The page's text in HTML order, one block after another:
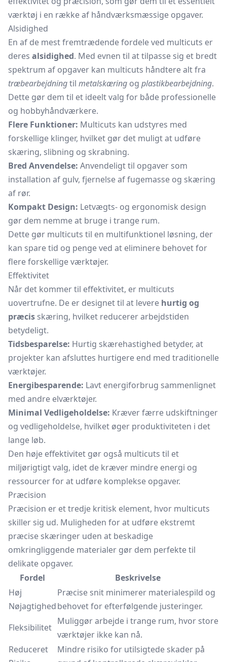
værktøj i en række af håndværksmæssige opgaver.
Alsidighed
En af de mest fremtrædende fordele ved multicuts er
deres alsidighed. Med evnen til at tilpasse sig et bredt
spektrum af opgaver kan multicuts håndtere alt fra
træbearbejdningtil metalskæring og plastikbearbejdning.
Dette gør dem til et ideelt valg for både professionelle
og hobbyhåndværkere.
Flere Funktioner: Multicuts kan udstyres med
forskellige klinger, hvilket gør det muligt at udføre
skæring, slibning og skrabning.
Bred Anvendelse: Anvendeligt til opgaver som
installation af gulv, fjernelse affugemasse og skæring
af rør.
Kompakt Design: Letvægts- og ergonomisk design
gør dem nemme at bruge i trange rum.
Dette gør multicuts til en multifunktionel løsning, der
kan spare tid og penge ved at eliminere behovet for
flere forskellige værktøjer.
Effektivitet
Når det kommer til effektivitet, er multicuts
uovertrufne. De er designet til at levere hurtig og
præcis skæring, hvilket reducerer arbejdstiden
betydeligt.
Tidsbesparelse: Hurtig skærehastighed betyder, at
projekter kan afsluttes hurtigere end med traditionelle
værktøjer.
Energibesparende: Lavt energiforbrug sammenlignet
med andre elværktøjer.
Minimal Vedligeholdelse: Kræver færre udskiftninger
og vedligeholdelse, hvilket øger produktiviteten i det
lange løb.
Den høje effektivitet gør også multicuts til et
miljørigtigt valg, idet de kræver mindre energi og
ressourcer for at udføre komplekse opgaver.
Præcision
Præcision er et tredje kritisk element, hvor multicuts
skiller sig ud. Muligheden for at udføre ekstremt
præcise skæringer uden at beskadige
omkringliggende materialer gør dem perfekte til
delikate opgaver.
Fordel
Beskrivelse
Høj
Nøjagtighed
Præcise snit minimerer materialespild og
behovet for efterfølgende justeringer.
Fleksibilitet
Muliggør arbejde i trange rum, hvor store
værktøjer ikke kan nå.
Reduceret
Mindre risiko for utilsigtede skader på